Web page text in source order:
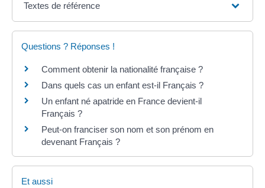
Textes de référence
Questions ? Réponses !
Comment obtenir la nationalité française ?
Dans quels cas un enfant est-il Français ?
Un enfant né apatride en France devient-il
Français ?
Peut-on franciser son nom et son prénom en
devenant Français ?
Et aussi